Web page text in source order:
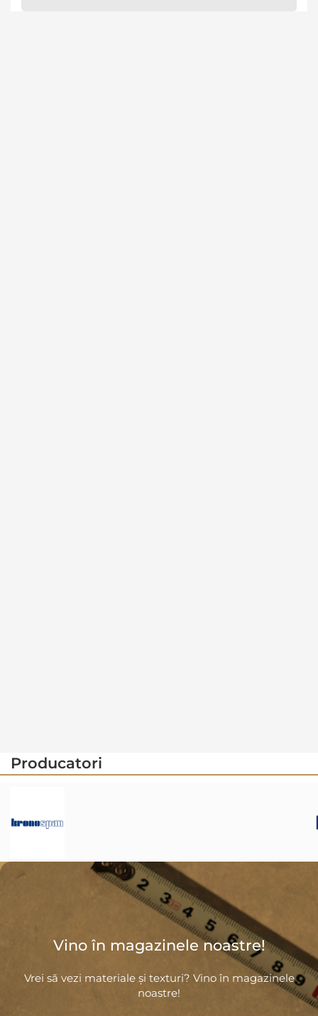
Producatori
Vino în magazinele noastre!
Vrei să vezi materiale și texturi? Vino în magazinele
noastre!